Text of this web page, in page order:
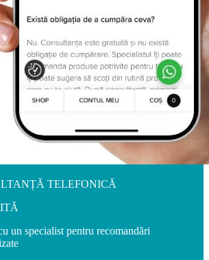
TELEFONICĂ
un specialist pentru recomandări